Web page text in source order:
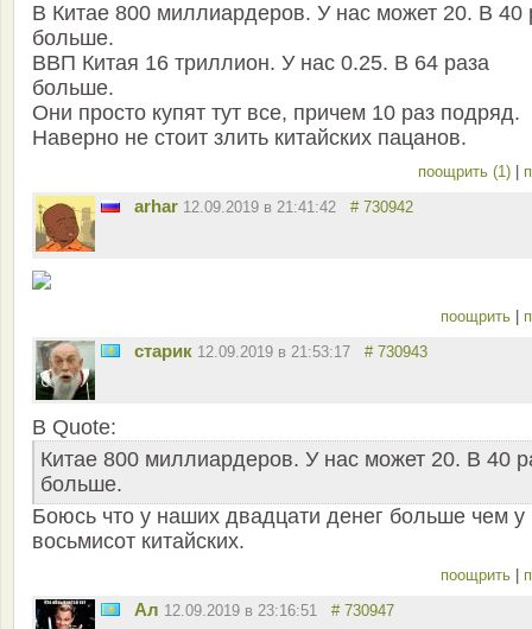
В Китае 800 миллиардеров. У нас может 20. В 40
больше.
ВВП Китая 16 триллион. У нас 0.25. В 64 раза
больше.
Они просто купят тут все, причем 10 раз подряд.
Наверно не стоит злить китайских пацанов.
поощрить (1)
arhar 12.09.2019 в 21:41:42 # 730942
поощрить
старик 12.09.2019 в 21:53:17 # 730943
В Quote:
Китае 800 миллиардеров. У нас может 20. В 40
больше.
Боюсь что у наших двадцати денег больше чем у
восьмисот китайских.
поощрить
Ал 12.09.2019 в 23:16:51 # 730947